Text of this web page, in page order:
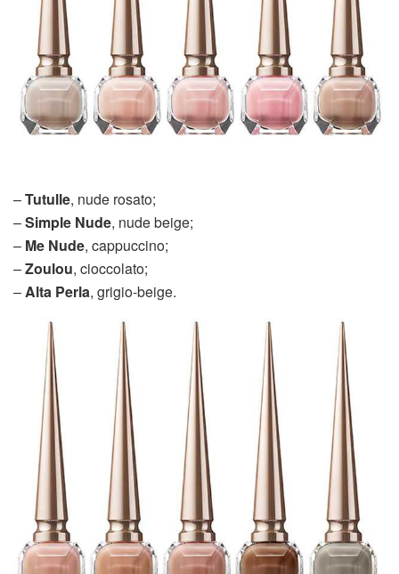
–Tutulle, nude rosato;
–Simple Nude, nude beige;
– Me Nude, cappuccino;
–Zoulou, cioccolato;
–Alta Perla, grigio-beige.